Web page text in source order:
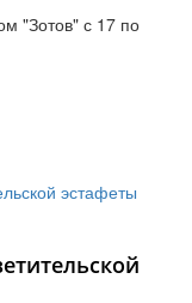
"Зотов" с 17 по